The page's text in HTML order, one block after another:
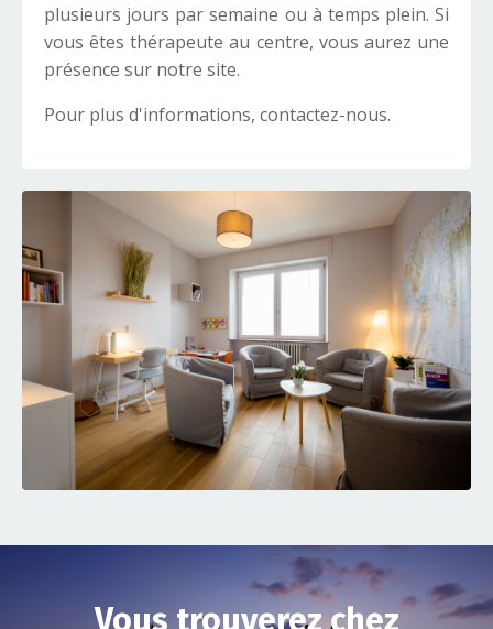
plusieurs jours par semaine ou à temps plein. Si
vous êtes thérapeute au centre, vous aurez une
présence sur notre site.
Pour plus d'informations, contactez-nous.
Vous trouverez chez